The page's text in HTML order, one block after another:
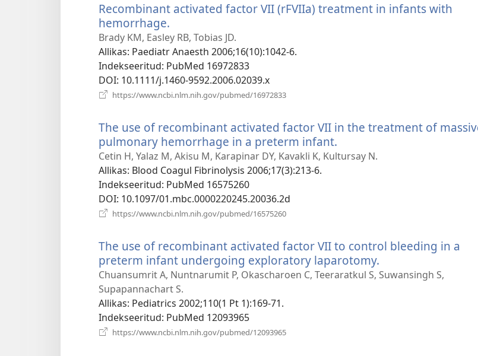
Recombinant activated factor VII (rFVIIa) treatment in infants with
hemorrhage.
uue
akna)
Brady KM, Easley RB, Tobias JD.
Allikas‎: Paediatr Anaesth 2006;16(10):1042-6.
Indekseeritud‎: PubMed 16972833
DOI‎: 10.1111/j.1460-9592.2006.02039.x
https://www.ncbi.nlm.nih.gov/pubmed/16972833
The use of recombinant activated factor VII in the treatment of
pulmonary hemorrhage in a preterm infant.
uue
Cetin H, Yalaz M, Akisu M, Karapinar DY, Kavakli K, Kultursay N.
Allikas‎: Blood Coagul Fibrinolysis 2006;17(3):213-6.
Indekseeritud‎: PubMed 16575260
DOI‎: 10.1097/01.mbc.0000220245.20036.2d
https://www.ncbi.nlm.nih.gov/pubmed/16575260
The use of recombinant activated factor VII to control bleeding in a
preterm infant undergoing exploratory laparotomy.
uue
Chuansumrit A, Nuntnarumit P, Okascharoen C, Teeraratkul S, Suwansingh S,
Supapannachart S.
Allikas‎: Pediatrics 2002;110(1 Pt 1):169-71.
Indekseeritud‎: PubMed 12093965
https://www.ncbi.nlm.nih.gov/pubmed/12093965